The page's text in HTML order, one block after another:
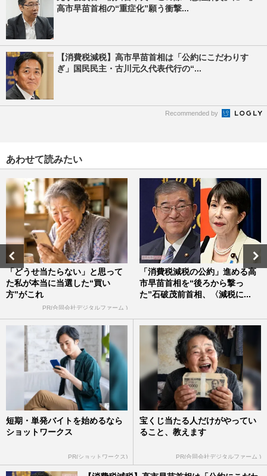
高市早苗首相の“重症化”願う衝撃...
【消費税減税】高市早苗首相は「公約にこだわりす
ぎ」国民民主・古川元久代表代行の“...
Recommended by
あわせて読みたい
「どうせ当たらない」と思って
た私が本当に当選した“買い
方”がこれ
PR(合同会社デジタルファーム )
「消費税減税の公約」進める高
市早苗首相を“後ろから撃っ
た”石破茂前首相、〈減税に...
短期・単発バイトを始めるなら
ショットワークス
PR(ショットワークス)
宝くじ当たる人だけがやってい
ること、教えます
PR(合同会社デジタルファーム )